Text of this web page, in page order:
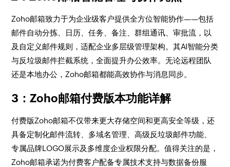
Zoho邮箱致力于为企业级客户提供全方位智能协作——包括
邮件自动分拣、日历、任务、备注、群组通讯、审批流，以
及自定义邮件规则，适配企业多层级管理架构。其AI智能分类
与反垃圾邮件拦截系统，全面提升办公效率。无论远程团队
还是本地办公，Zoho邮箱都能高效协作与消息同步。
3：Zoho邮箱付费版本功能详解
付费版Zoho邮箱不仅带来更大存储空间和更高安全等级，还
具备定制化邮件流转、多域名管理、高级反垃圾邮件功能、
专属品牌LOGO展示及多维度企业权限分配。值得关注的是，
Zoho邮箱承诺为付费客户配备专属技术支持与数据备份服